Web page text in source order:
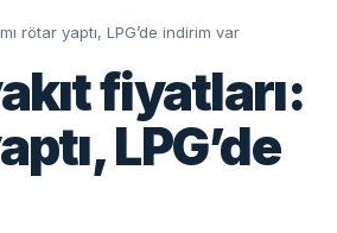
rötar yaptı, LPG’de indirim var
fiyatları:
LPG’de